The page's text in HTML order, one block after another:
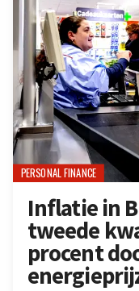
PERSONAL FINANCE
Inflatie in
tweede
procent